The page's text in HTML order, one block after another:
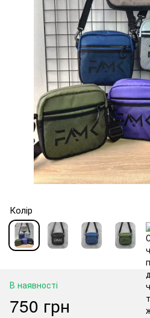
Колір
В наявності
750 грн